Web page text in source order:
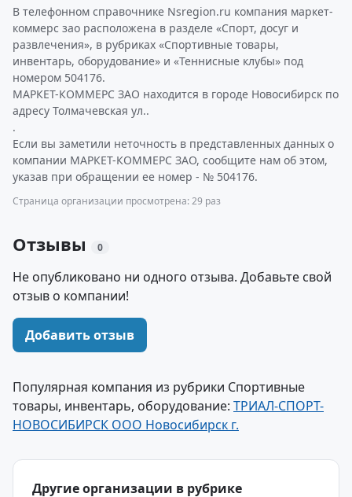
В телефонном справочнике Nsregion.ru компания маркет-
коммерс зао расположена в разделе «Спорт, досуг и
развлечения», в рубриках «Спортивные товары,
инвентарь, оборудование» и «Теннисные клубы» под
номером 504176.
МАРКЕТ-КОММЕРС ЗАО находится в городе Новосибирск по
адресу Толмачевская ул..
.
Если вы заметили неточность в представленных данных о
компании МАРКЕТ-КОММЕРС ЗАО, сообщите нам об этом,
указав при обращении ее номер - № 504176.
Страница организации просмотрена: 29 раз
Отзывы 0
Не опубликовано ни одного отзыва. Добавьте свой
отзыв о компании!
Добавить отзыв
Популярная компания из рубрики Спортивные
товары, инвентарь, оборудование: ТРИАЛ-СПОРТ-
НОВОСИБИРСК ООО Новосибирск г.
Другие организации в рубрике